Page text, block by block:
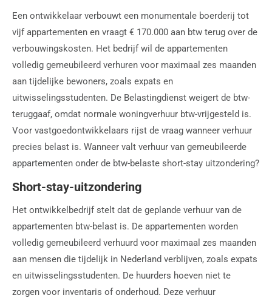
Een ontwikkelaar verbouwt een monumentale boerderij tot
vijf appartementen en vraagt € 170.000 aan btw terug over de
verbouwingskosten. Het bedrijf wil de appartementen
volledig gemeubileerd verhuren voor maximaal zes maanden
aan tijdelijke bewoners, zoals expats en
uitwisselingsstudenten. De Belastingdienst weigert de btw-
teruggaaf, omdat normale woningverhuur btw-vrijgesteld is.
Voor vastgoedontwikkelaars rijst de vraag wanneer verhuur
precies belast is. Wanneer valt verhuur van gemeubileerde
appartementen onder de btw-belaste short-stay uitzondering?
Short-stay-uitzondering
Het ontwikkelbedrijf stelt dat de geplande verhuur van de
appartementen btw-belast is. De appartementen worden
volledig gemeubileerd verhuurd voor maximaal zes maanden
aan mensen die tijdelijk in Nederland verblijven, zoals expats
en uitwisselingsstudenten. De huurders hoeven niet te
zorgen voor inventaris of onderhoud. Deze verhuur